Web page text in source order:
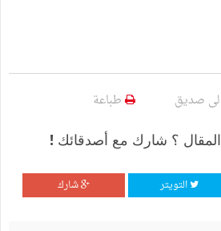
صديق طباعة
؟ شارك مع أصدقائك !
التويتر شارك